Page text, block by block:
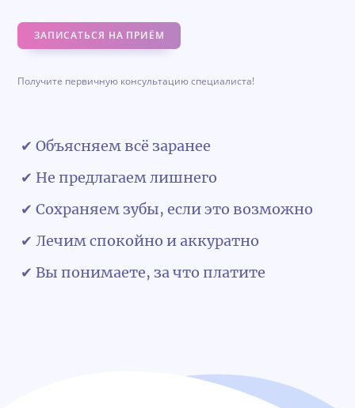
ЗАПИСАТЬСЯ НА ПРИЁМ
Получите первичную консультацию специалиста!
✔ Объясняем всё заранее
✔ Не предлагаем лишнего
✔ Сохраняем зубы, если это возможно
✔ Лечим спокойно и аккуратно
✔ Вы понимаете, за что платите